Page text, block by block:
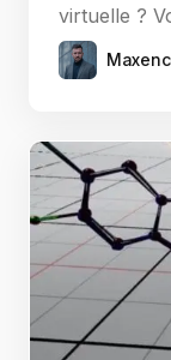
virtuelle ?